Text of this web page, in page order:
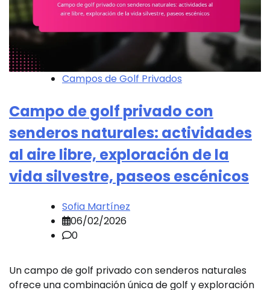
Campos de Golf Privados
Campo de golf privado con
senderos naturales: actividades
al aire libre, exploración de la
vida silvestre, paseos escénicos
Sofia Martínez
06/02/2026
0
Un campo de golf privado con senderos naturales
ofrece una combinación única de golf y exploración